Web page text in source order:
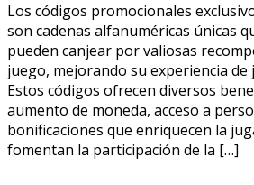
Los códigos promocionales
son cadenas alfanuméricas únicas
pueden canjear por valiosas
juego, mejorando su experiencia de
Estos códigos ofrecen diversos
aumento de moneda, acceso a
bonificaciones que enriquecen la
fomentan la participación de la […]